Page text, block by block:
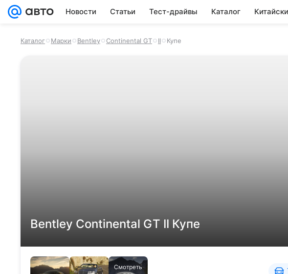
Новости Статьи Тест-драйвы Каталог
Каталог Марки Bentley Continental GT II Купе
Bentley Continental GT II Купе
Смотреть